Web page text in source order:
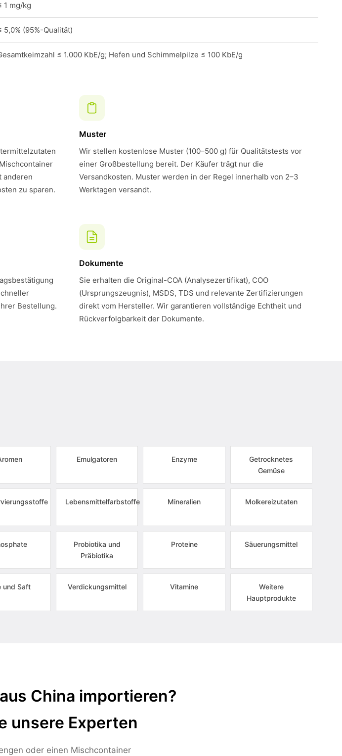
1 mg/kg
5,0% (95%-Qualität)
≤ 1.000 KbE/g; Hefen und Schimmelpilze ≤ 100 KbE/g
anderen
zu sparen.
Muster
Wir stellen kostenlose Muster (100–500 g) für Qualitätstests vor
einer Großbestellung bereit. Der Käufer trägt nur die
Versandkosten. Muster werden in der Regel innerhalb von 2–3
Werktagen versandt.
Bestellung.
Dokumente
Sie erhalten die Original-COA (Analysezertifikat), COO
(Ursprungszeugnis), MSDS, TDS und relevante Zertifizierungen
direkt vom Hersteller. Wir garantieren vollständige Echtheit und
Rückverfolgbarkeit der Dokumente.
Emulgatoren Enzyme
Getrocknetes
Gemüse
Lebensmittelfarbstoffe Mineralien Molkereizutaten
Probiotika und
Präbiotika
Proteine Säuerungsmittel
und Saft Verdickungsmittel Vitamine
Weitere
Hauptprodukte
China importieren?
unsere Experten
oder einen Mischcontainer